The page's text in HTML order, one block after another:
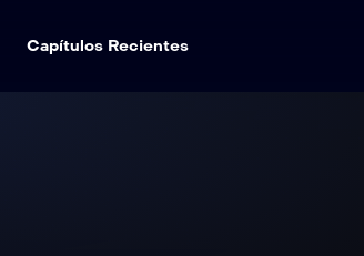
Capítulos Recientes